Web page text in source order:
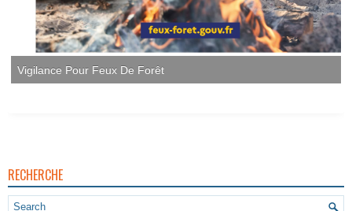
Vigilance Pour Feux De Forêt
RECHERCHE